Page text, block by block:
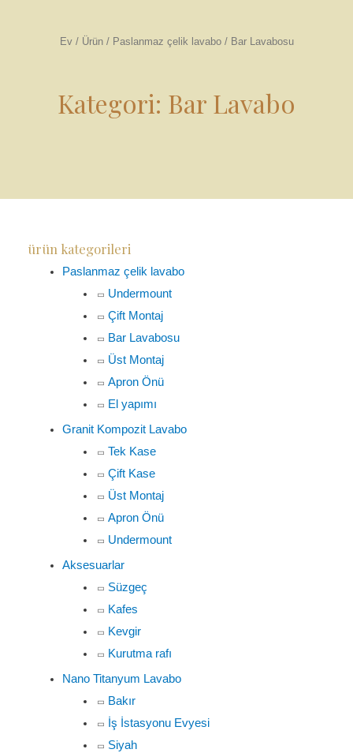
Ev/ Ürün/ Paslanmaz çelik lavabo/ Bar Lavabosu
Kategori: Bar Lavabo
ürün kategorileri
Paslanmaz çelik lavabo
Undermount
Çift Montaj
Bar Lavabosu
Üst Montaj
Apron Önü
El yapımı
Granit Kompozit Lavabo
Tek Kase
Çift Kase
Üst Montaj
Apron Önü
Undermount
Aksesuarlar
Süzgeç
Kafes
Kevgir
Kurutma rafı
Nano Titanyum Lavabo
Bakır
İş İstasyonu Evyesi
Siyah